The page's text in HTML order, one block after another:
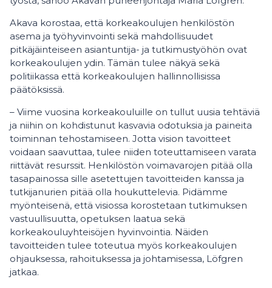
Akava korostaa, että korkeakoulujen henkilöstön
asema ja työhyvinvointi sekä mahdollisuudet
pitkäjäinteiseen asiantuntija- ja tutkimustyöhön ovat
korkeakoulujen ydin. Tämän tulee näkyä sekä
politiikassa että korkeakoulujen hallinnollisissa
päätöksissä.
– Viime vuosina korkeakouluille on tullut uusia tehtäviä
ja niihin on kohdistunut kasvavia odotuksia ja paineita
toiminnan tehostamiseen. Jotta vision tavoitteet
voidaan saavuttaa, tulee niiden toteuttamiseen varata
riittävät resurssit. Henkilöstön voimavarojen pitää olla
tasapainossa sille asetettujen tavoitteiden kanssa ja
tutkijanurien pitää olla houkuttelevia. Pidämme
myönteisenä, että visiossa korostetaan tutkimuksen
vastuullisuutta, opetuksen laatua sekä
korkeakouluyhteisöjen hyvinvointia. Näiden
tavoitteiden tulee toteutua myös korkeakoulujen
ohjauksessa, rahoituksessa ja johtamisessa, Löfgren
jatkaa.